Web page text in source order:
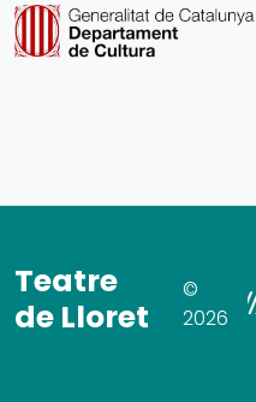
Teatre
de Lloret
©
2026